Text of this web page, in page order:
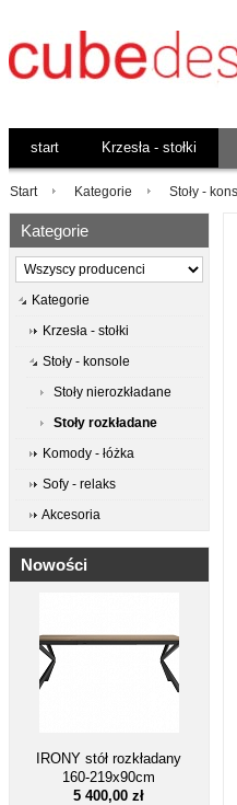
start Krzesła - stołki
Start Kategorie Stoły -
Kategorie
Kategorie
Krzesła - stołki
Stoły - konsole
Stoły nierozkładane
Stoły rozkładane
Komody - łóżka
Sofy - relaks
Akcesoria
Nowości
IRONY stół rozkładany
160-219x90cm
5 400,00 zł